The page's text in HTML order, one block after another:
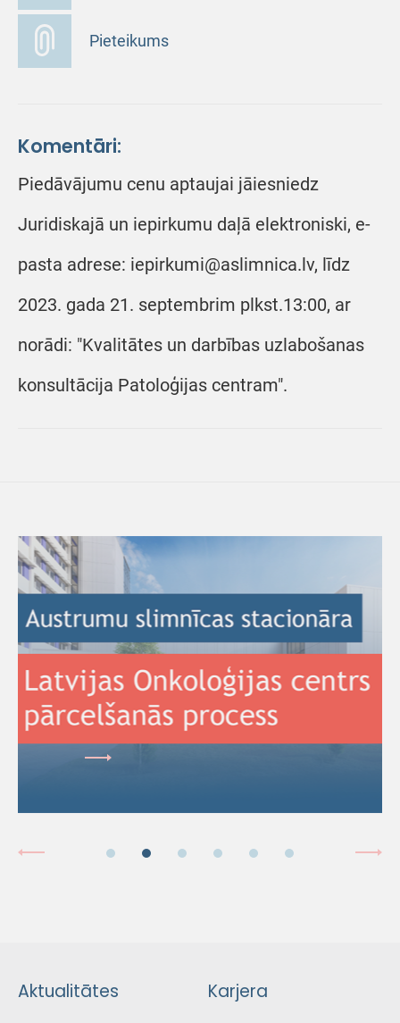
Pieteikums
Komentāri:
Piedāvājumu cenu aptaujai jāiesniedz
Juridiskajā un iepirkumu daļā elektroniski, e-
pasta adrese: iepirkumi@aslimnica.lv, līdz
2023. gada 21. septembrim plkst.13:00, ar
norādi: "Kvalitātes un darbības uzlabošanas
konsultācija Patoloģijas centram".
Aktualitātes Karjera